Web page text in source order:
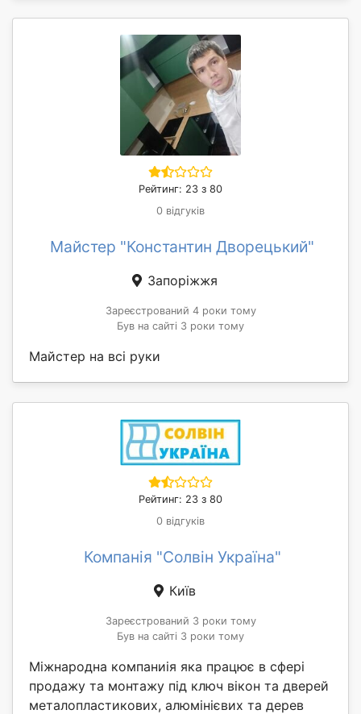
Рейтинг: 23 з 80
0 відгуків
Майстер "Константин Дворецький"
Запоріжжя
Зареєстрований 4 роки тому
Був на сайті 3 роки тому
Майстер на всі руки
Рейтинг: 23 з 80
0 відгуків
Компанія "Солвін Україна"
Київ
Зареєстрований 3 роки тому
Був на сайті 3 роки тому
Міжнародна компаниія яка працює в сфері
продажу та монтажу під ключ вікон та дверей
металопластикових, алюмінієвих та дерев